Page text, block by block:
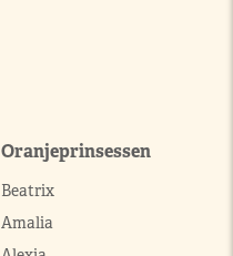
Oranjeprinsessen
Beatrix
Amalia